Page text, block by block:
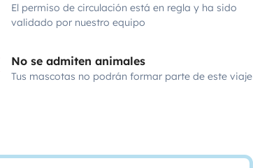
El permiso de circulación está en regla y ha sido
validado por nuestro equipo
No se admiten animales
Tus mascotas no podrán formar parte de este viaje